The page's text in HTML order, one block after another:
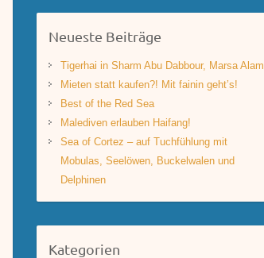
Neueste Beiträge
Tigerhai in Sharm Abu Dabbour, Marsa Alam
Mieten statt kaufen?! Mit fainin geht’s!
Best of the Red Sea
Malediven erlauben Haifang!
Sea of Cortez – auf Tuchfühlung mit
Mobulas, Seelöwen, Buckelwalen und
Delphinen
Kategorien